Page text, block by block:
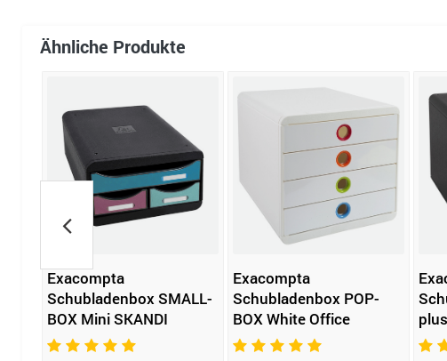
Ähnliche Produkte
Exacompta
Schubladenbox SMALL-
BOX Mini SKANDI
Exacompta
Schubladenbox POP-
BOX White Office